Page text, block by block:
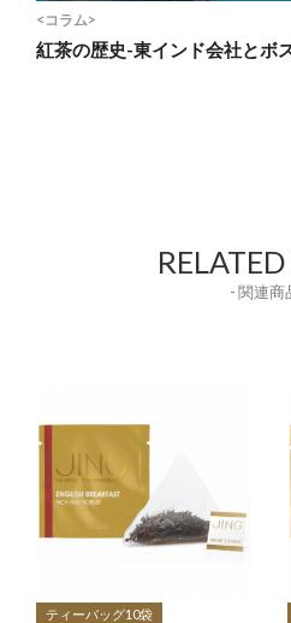
<コラム>
紅茶の歴史-東インド会社とボ
- 関連商
ティーバッグ10袋